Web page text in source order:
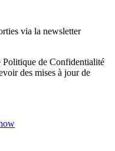
via la newsletter
Politique de Confidentialité
des mises à jour de